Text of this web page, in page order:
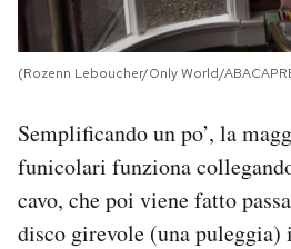
(Rozenn Leboucher/Only World/
Semplificando un po’, la
funicolari funziona
cavo, che poi viene fatto
disco girevole (una